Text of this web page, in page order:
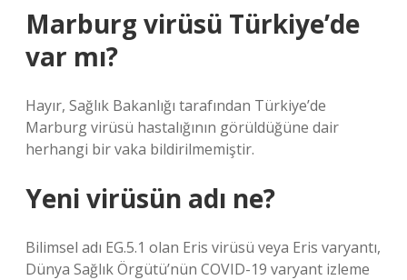
Marburg virüsü Türkiye’de
var mı?
Hayır, Sağlık Bakanlığı tarafından Türkiye’de
Marburg virüsü hastalığının görüldüğüne dair
herhangi bir vaka bildirilmemiştir.
Yeni virüsün adı ne?
Bilimsel adı EG.5.1 olan Eris virüsü veya Eris varyantı,
Dünya Sağlık Örgütü’nün COVID-19 varyant izleme